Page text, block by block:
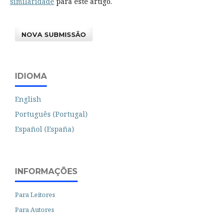
NOVA SUBMISSÃO
IDIOMA
English
Português (Portugal)
Español (España)
INFORMAÇÕES
Para Leitores
Para Autores